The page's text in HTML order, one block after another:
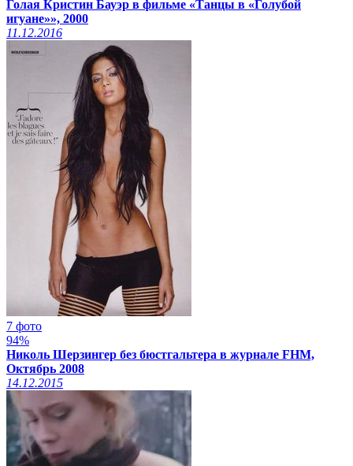
Голая Кристин Бауэр в фильме «Танцы в «Голубой
игуане»», 2000
11.12.2016
7 фото
94%
Николь Шерзингер без бюстгальтера в журнале FHM,
Октябрь 2008
14.12.2015